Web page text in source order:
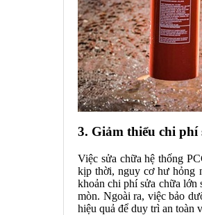
3. Giảm thiểu chi
Việc sửa chữa hệ thống
kịp thời, nguy cơ hư hỏng
khoản chi phí sửa chữa lớn
mòn. Ngoài ra, việc bảo
hiệu quả để duy trì an toàn